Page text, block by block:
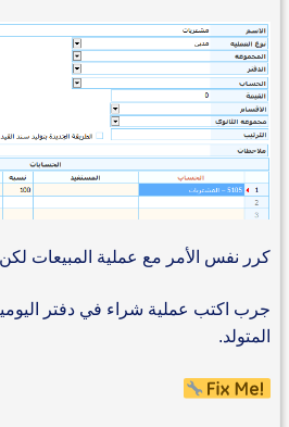
كرر نفس الأمر مع عملية المبيعات لكن
جرب اكتب عملية شراء في دفتر
المتولد.